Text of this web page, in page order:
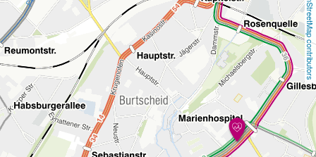
OpenStreetMap contributors